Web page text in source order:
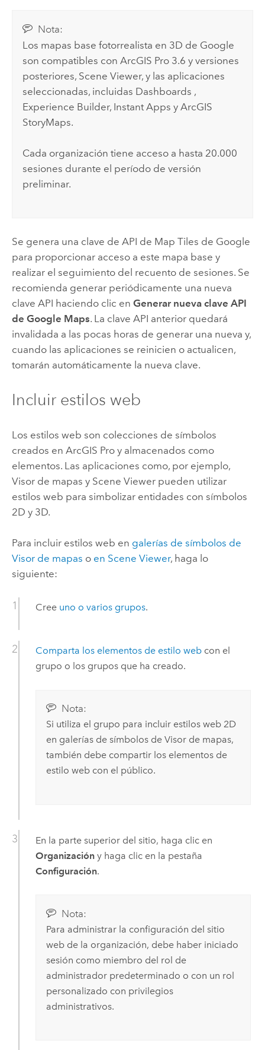
Nota:
Los mapas base fotorrealista en 3D de Google
son compatibles conArcGIS Pro 3.6 y versiones
posteriores, Scene Viewer, y las aplicaciones
seleccionadas, incluidas Dashboards ,
Experience Builder, Instant Apps yArcGIS
StoryMaps.
Cada organización tiene acceso a hasta 20.000
sesiones durante el período de versión
preliminar.
Se genera una clave de API de Map Tiles de Google
para proporcionar acceso a este mapa base y
realizar el seguimiento del recuento de sesiones. Se
recomienda generar periódicamente una nueva
clave API haciendo clic en Generar nueva clave API
de Google Maps. La clave API anterior quedará
invalidada a las pocas horas de generar una nueva y,
cuando las aplicaciones se reinicien o actualicen,
tomarán automáticamente la nueva clave.
Incluir estilos web
Los estilos web son colecciones de símbolos
creados en ArcGIS Proy almacenados como
elementos. Las aplicaciones como, por ejemplo,
Visor de mapas y Scene Viewerpueden utilizar
estilos web para simbolizar entidades con símbolos
2D y 3D.
Para incluir estilos web en galerías de símbolos de
Visor de mapas o en Scene Viewer, haga lo
siguiente:
Cree uno o varios grupos.
Comparta los elementos de estilo webcon el
grupo o los grupos que ha creado.
Nota:
Si utiliza el grupo para incluir estilos web 2D
en galerías de símbolos de Visor de mapas,
también debe compartir los elementos de
estilo web con el público.
En la parte superior del sitio, haga clic en
Organizacióny haga clic en la pestaña
Configuración.
Nota:
Para administrar la configuración del sitio
web de la organización, debe haber iniciado
sesión como miembro del rol de
administrador predeterminado o con un rol
personalizado con privilegios
administrativos.